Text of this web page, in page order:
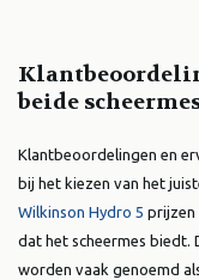
beide
Klantbeoordelingen en
bij het kiezen van het
Wilkinson Hydro 5 prijzen
dat het scheermes biedt.
worden vaak genoemd